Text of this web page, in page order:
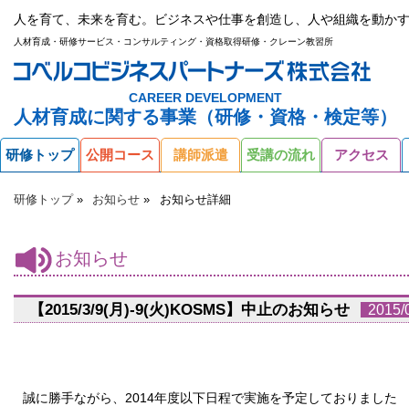
人を育て、未来を育む。ビジネスや仕事を創造し、人や組織を動か
人材育成・研修サービス・コンサルティング・資格取得研修・クレーン教習所
CAREER DEVELOPMENT
人材育成に関する事業（研修・資格・検定等）
研修トップ 公開コース 講師派遣 受講の流れ アクセス
研修トップ お知らせ お知らせ詳細
お知らせ
【2015/3/9(月)-9(火)KOSMS】中止のお知らせ 2015/
誠に勝手ながら、2014年度以下日程で実施を予定しておりました